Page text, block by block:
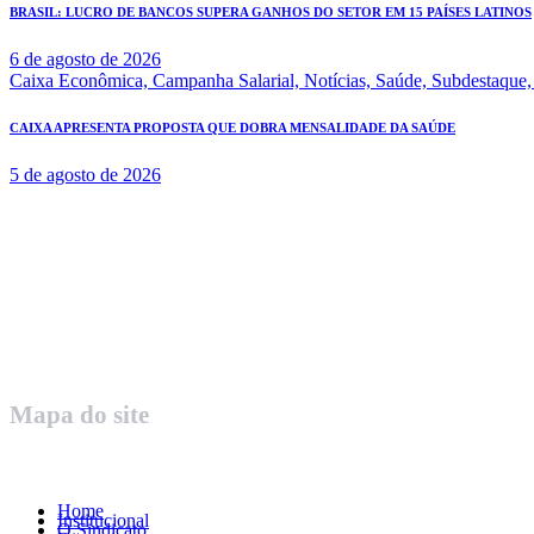
BRASIL: LUCRO DE BANCOS SUPERA GANHOS DO SETOR EM 15 PAÍSES LATINOS
6 de agosto de 2026
Caixa Econômica, Campanha Salarial, Notícias, Saúde, Subdestaque,
CAIXA APRESENTA PROPOSTA QUE DOBRA MENSALIDADE DA SAÚDE
5 de agosto de 2026
Mapa do site
Home
Institucional
O Sindicato